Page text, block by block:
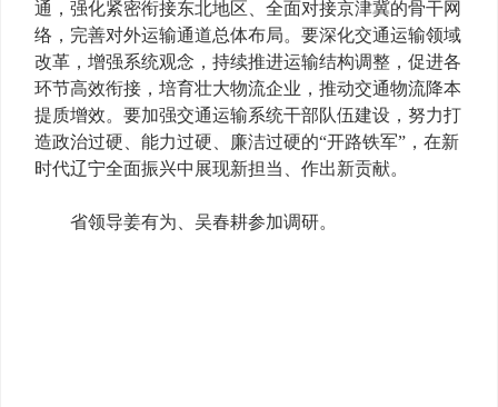
通，强化紧密衔接东北地区、全面对接京津冀的骨干网
络，完善对外运输通道总体布局。要深化交通运输领域
改革，增强系统观念，持续推进运输结构调整，促进各
环节高效衔接，培育壮大物流企业，推动交通物流降本
提质增效。要加强交通运输系统干部队伍建设，努力打
造政治过硬、能力过硬、廉洁过硬的“开路铁军”，在新
时代辽宁全面振兴中展现新担当、作出新贡献。
省领导姜有为、吴春耕参加调研。